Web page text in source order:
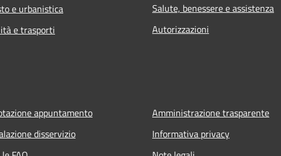
e urbanistica
e trasporti
Salute, benessere e assistenza
Autorizzazioni
appuntamento
disservizio
Amministrazione trasparente
Informativa privacy